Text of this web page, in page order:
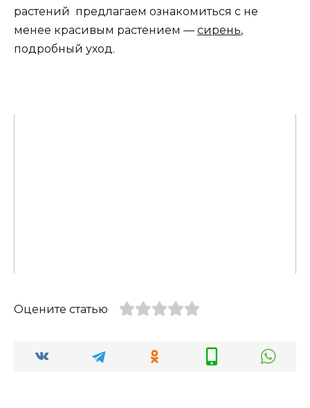
растений предлагаем ознакомиться с не
менее красивым растением — сирень,
подробный уход.
Оцените статью